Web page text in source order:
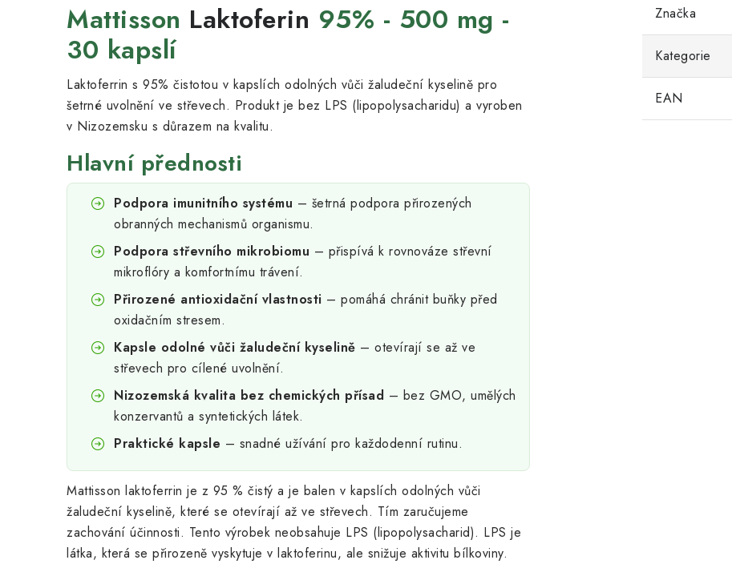
Mattisson Laktoferin 95% - 500 mg -
30 kapslí
Laktoferrin s 95% čistotou v kapslích odolných vůči žaludeční kyselině pro
šetrné uvolnění ve střevech. Produkt je bez LPS (lipopolysacharidu) a vyroben
v Nizozemsku s důrazem na kvalitu.
Hlavní přednosti
Podpora imunitního systému – šetrná podpora přirozených
obranných mechanismů organismu.
Podpora střevního mikrobiomu – přispívá k rovnováze střevní
mikroflóry a komfortnímu trávení.
Přirozené antioxidační vlastnosti – pomáhá chránit buňky před
oxidačním stresem.
Kapsle odolné vůči žaludeční kyselině – otevírají se až ve
střevech pro cílené uvolnění.
Nizozemská kvalita bez chemických přísad – bez GMO, umělých
konzervantů a syntetických látek.
Praktické kapsle – snadné užívání pro každodenní rutinu.
Mattisson laktoferrin je z 95 % čistý a je balen v kapslích odolných vůči
žaludeční kyselině, které se otevírají až ve střevech. Tím zaručujeme
zachování účinnosti. Tento výrobek neobsahuje LPS (lipopolysacharid). LPS je
látka, která se přirozeně vyskytuje v laktoferinu, ale snižuje aktivitu bílkoviny.
Značka
Kategorie
EAN